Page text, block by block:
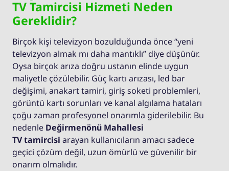
TV Tamircisi Hizmeti Neden
Gereklidir?
Birçok kişi televizyon bozulduğunda önce “yeni
televizyon almak mı daha mantıklı” diye düşünür.
Oysa birçok arıza doğru ustanın elinde uygun
maliyetle çözülebilir. Güç kartı arızası, led bar
değişimi, anakart tamiri, giriş soketi problemleri,
görüntü kartı sorunları ve kanal algılama hataları
çoğu zaman profesyonel onarımla giderilebilir. Bu
nedenle Değirmenönü Mahallesi
TV tamircisi arayan kullanıcıların amacı sadece
geçici çözüm değil, uzun ömürlü ve güvenilir bir
onarım olmalıdır.